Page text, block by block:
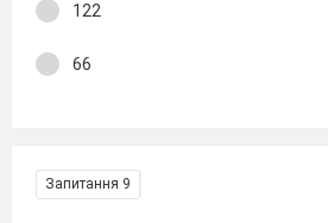
122
66
Запитання 9